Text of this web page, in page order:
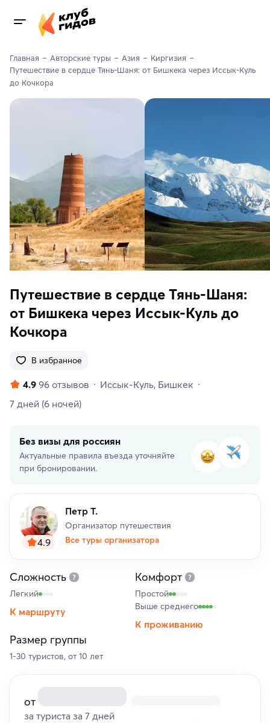
Главная Авторские туры Азия
Киргизия
Путешествие в сердце Тянь-Шаня: от Бишкека через Иссык-Куль
до Кочкора
Путешествие в сердце Тянь-Шаня:
от Бишкека через Иссык-Куль до
Кочкора
В избранное
4.9 96 отзывов Иссык-Куль Бишкек
7 дней (6 ночей)
Без визы для россиян
Актуальные правила въезда уточняйте
при бронировании.
4.9
Петр Т.
Организатор путешествия
Все туры организатора
Сложность
Легкий
К маршруту
Комфорт
Простой
Выше среднего
К проживанию
Размер группы
1-30 туристов, от 10 лет
от
за туриста за 7 дней